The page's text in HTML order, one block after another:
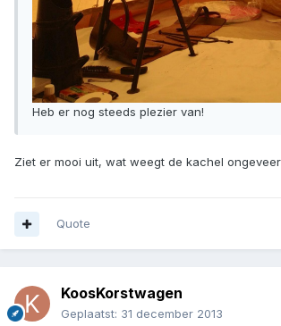
Heb er nog steeds plezier van!
Ziet er mooi uit, wat weegt de kachel
Quote
KoosKorstwagen
Geplaatst: 31 december 2013